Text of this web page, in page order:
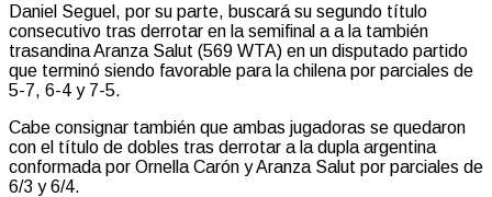
Daniel Seguel, por su parte, buscará su segundo título
consecutivo tras derrotar en la semifinal a a la también
trasandina Aranza Salut (569 WTA) en un disputado partido
que terminó siendo favorable para la chilena por parciales de
5-7, 6-4 y 7-5.
Cabe consignar también que ambas jugadoras se quedaron
con el título de dobles tras derrotar a la dupla argentina
conformada por Ornella Carón y Aranza Salut por parciales de
6/3 y 6/4.